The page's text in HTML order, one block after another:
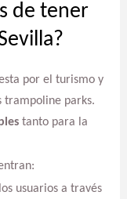
de tener
por el turismo y
trampoline parks.
tanto para la
usuarios a través